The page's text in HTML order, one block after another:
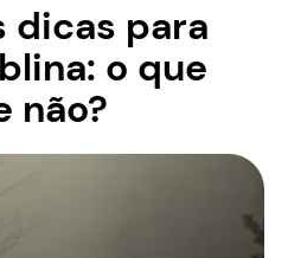
dicas para
o que
não?